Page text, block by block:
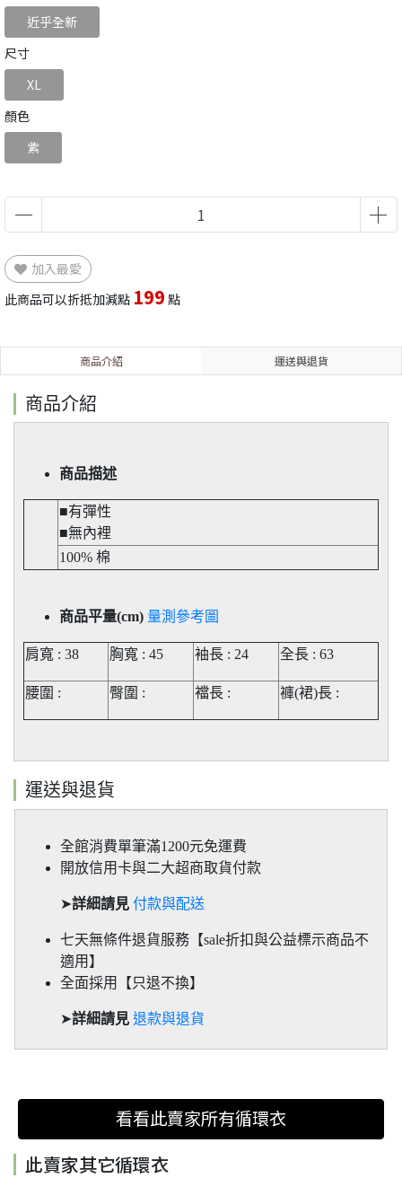
近乎全新
尺寸
XL
顏色
紫
加入最愛
此商品可以折抵加減點 199 點
商品介紹 運送與退貨
商品介紹
商品描述
■有彈性
■無內裡
100% 棉
商品平量(cm) 量測參考圖
肩寬 : 38 胸寬 : 45 袖長 : 24 全長 : 63
腰圍 : 臀圍 : 襠長 : 褲(裙)長 :
運送與退貨
全館消費單筆滿1200元免運費
開放信用卡與二大超商取貨付款
➤詳細請見 付款與配送
七天無條件退貨服務【sale折扣與公益標示商品不
適用】
全面採用【只退不換】
➤詳細請見 退款與退貨
看看此賣家所有循環衣
此賣家其它循環衣